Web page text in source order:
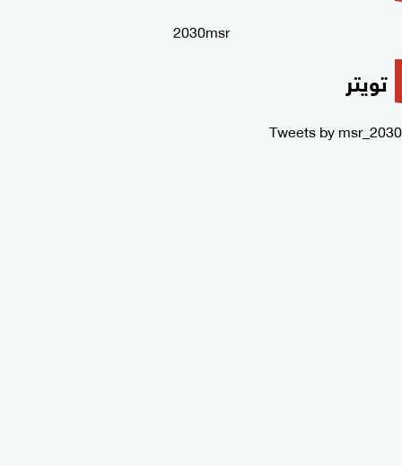
2030msr
تويتر
Tweets by msr_2030